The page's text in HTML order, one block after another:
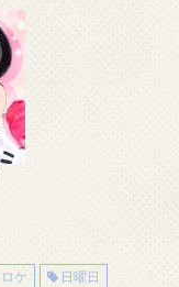
ケ 日曜日